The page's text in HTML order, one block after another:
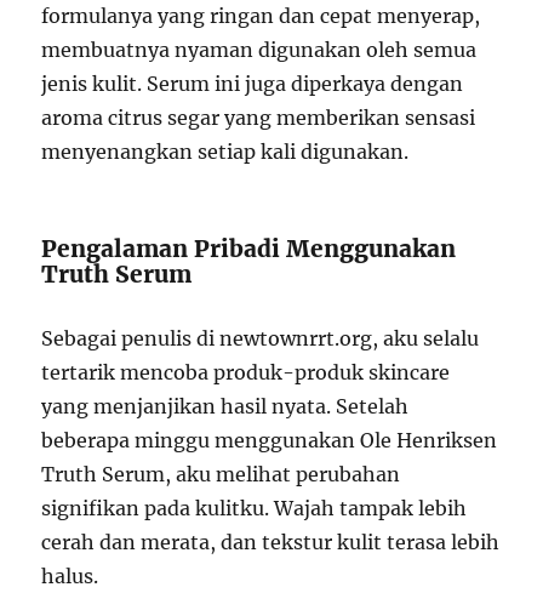
formulanya yang ringan dan cepat menyerap,
membuatnya nyaman digunakan oleh semua
jenis kulit. Serum ini juga diperkaya dengan
aroma citrus segar yang memberikan sensasi
menyenangkan setiap kali digunakan.
Pengalaman Pribadi Menggunakan
Truth Serum
Sebagai penulis di newtownrrt.org, aku selalu
tertarik mencoba produk-produk skincare
yang menjanjikan hasil nyata. Setelah
beberapa minggu menggunakan Ole Henriksen
Truth Serum, aku melihat perubahan
signifikan pada kulitku. Wajah tampak lebih
cerah dan merata, dan tekstur kulit terasa lebih
halus.